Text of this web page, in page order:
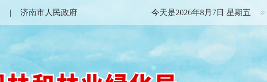
济南市人民政府 今天是2026年8月7日 星期五